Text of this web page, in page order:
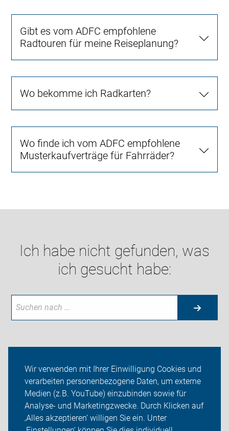
Wir verwenden mit Ihrer Einwilligung Cookies und
verarbeiten personenbezogene Daten, um externe
Medien (z.B. YouTube) einzubinden sowie für
Analyse- und Marketingzwecke. Durch Klicken auf
‚Alles akzeptieren‘ willigen Sie ein. Unter
Gibt es vom ADFC empfohlene
Radtouren für meine Reiseplanung?
Wo bekomme ich Radkarten?
Wo finde ich vom ADFC empfohlene
Musterkaufverträge für Fahrräder?
Ich habe nicht gefunden, was
ich gesucht habe:
ADFC Fröndenberg
Sei dabei
Presse